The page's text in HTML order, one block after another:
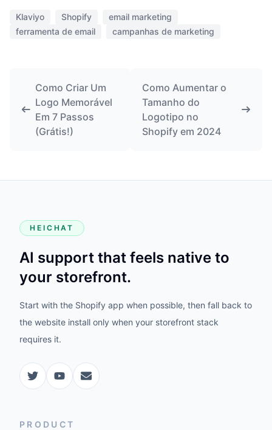
Klaviyo Shopify
email marketing
ferramenta de email
campanhas de marketing
Como Criar Um
Logo Memorável
Em 7 Passos
(Grátis!)
Como Aumentar o
Tamanho do
Logotipo no
Shopify em 2024
HEICHAT
AI support that feels native to
your storefront.
Start with the Shopify app when possible, then fall back to
the website install only when your storefront stack
requires it.
PRODUCT